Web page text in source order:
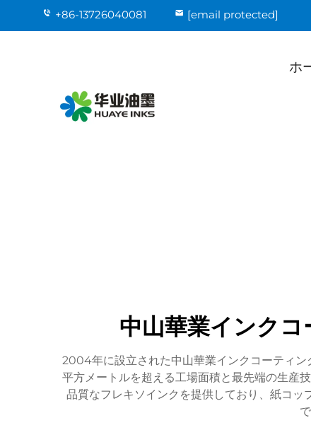
+86-13726040081 [email protected]
ホ
中山華業インク
2004年に設立された中山華業インクコーティン
平方メートルを超える工場面積と最先端の生産
品質なフレキソインクを提供しており、紙コ